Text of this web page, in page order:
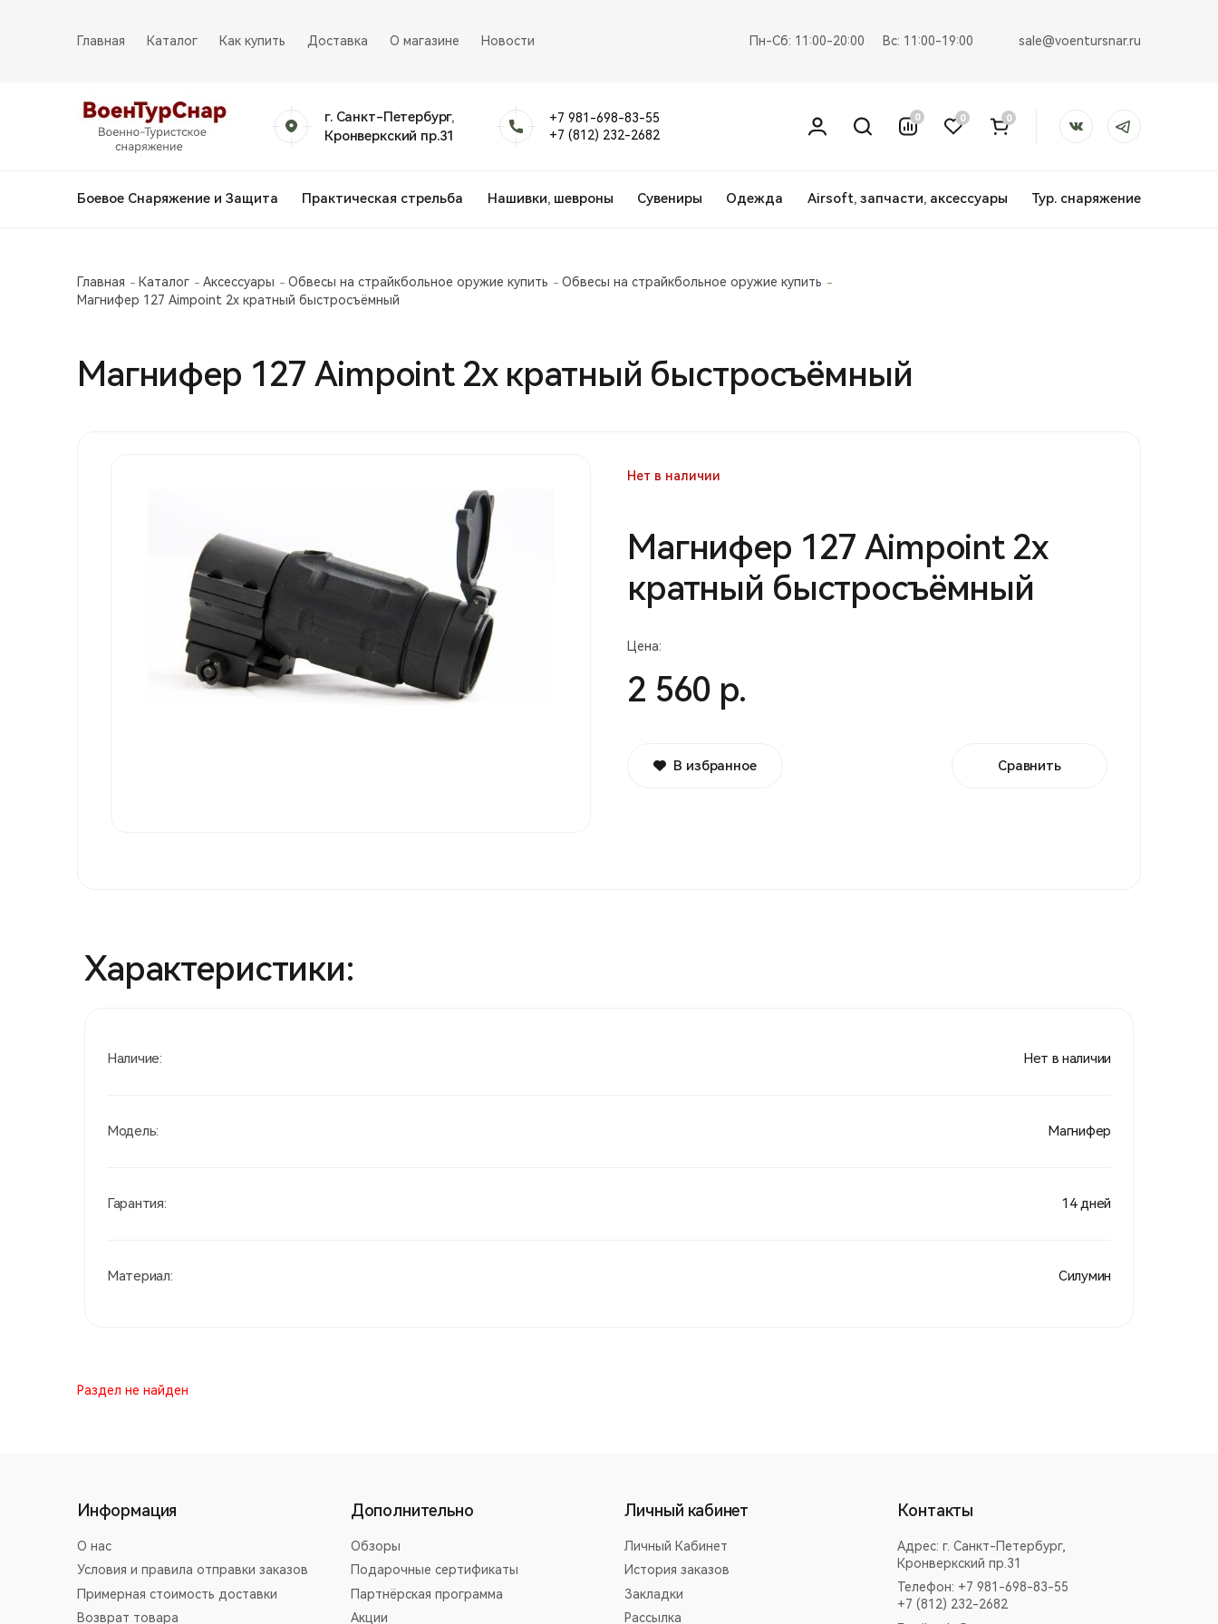
Главная Каталог Как купить Доставка О магазине Новости Пн-Сб: 11:00-20:00 Вс: 11:00-19:00 sale@voentursnar.ru
г. Санкт-Петербург,
Кронверкский пр.31
+7 981-698-83-55
+7 (812) 232-2682
0 0 0
Боевое Снаряжение и Защита Практическая стрельба Нашивки, шевроны Сувениры Одежда Airsoft, запчасти, аксессуары Тур. снаряжение
Главная Каталог Аксессуары Обвесы на страйкбольное оружие купить
Обвесы на страйкбольное оружие купить
Магнифер 127 Aimpoint 2х кратный быстросъёмный
Магнифер 127 Aimpoint 2х кратный быстросъёмный
Нет в наличии
Магнифер 127 Aimpoint 2х
кратный быстросъёмный
Цена:
2 560 р.
В избранное Сравнить
Характеристики:
Наличие: Нет в наличии
Модель: Магнифер
Гарантия: 14 дней
Материал: Силумин
Раздел не найден
Информация
О нас
Условия и правила отправки заказов
Примерная стоимость доставки
Возврат товара
Дополнительно
Обзоры
Подарочные сертификаты
Партнёрская программа
Акции
Личный кабинет
Личный Кабинет
История заказов
Закладки
Рассылка
Контакты
Адрес:г. Санкт-Петербург,
Кронверкский пр.31
Телефон: +7 981-698-83-55
+7 (812) 232-2682